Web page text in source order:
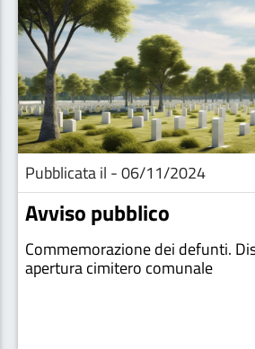
Pubblicata il - 06/11/2024
Avviso pubblico
Commemorazione dei defunti.
apertura cimitero comunale